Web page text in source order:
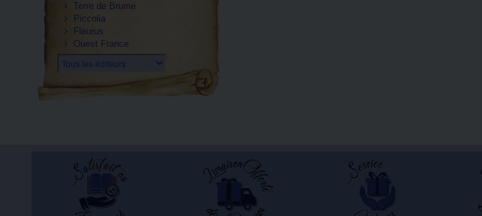
Terre de Brume
Piccolia
Fleurus
Ouest France
Tous les éditeurs